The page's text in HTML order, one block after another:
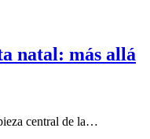
natal: más allá
central de la…